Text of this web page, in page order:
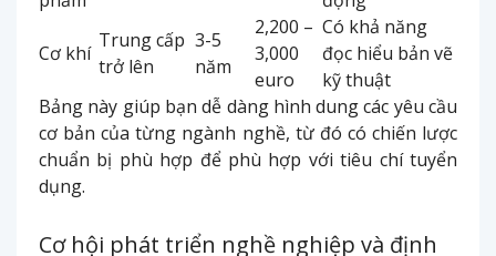
Cơ khí
Trung cấp
trở lên
3-5
năm
2,200 –
3,000
euro
Có khả năng
đọc hiểu bản vẽ
kỹ thuật
Bảng này giúp bạn dễ dàng hình dung các yêu cầu
cơ bản của từng ngành nghề, từ đó có chiến lược
chuẩn bị phù hợp để phù hợp với tiêu chí tuyển
dụng.
Cơ hội phát triển nghề nghiệp và định